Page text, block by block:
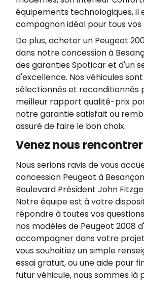
équipements technologiques, il
compagnon idéal pour tous vos
De plus, acheter un Peugeot
dans notre concession à
des garanties Spoticar et d'un
d'excellence. Nos véhicules
sélectionnés et reconditionnés
meilleur rapport qualité-prix
notre garantie satisfait ou
assuré de faire le bon choix.
Venez nous
Nous serions ravis de vous
concession Peugeot à
Boulevard Président John
Notre équipe est à votre
répondre à toutes vos
nos modèles de Peugeot 2008
accompagner dans votre
vous souhaitiez un simple
essai gratuit, ou une aide pour
futur véhicule, nous sommes là